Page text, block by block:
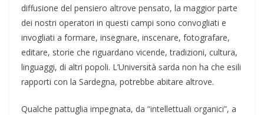
diffusione del pensiero altrove pensato, la maggior parte
dei nostri operatori in questi campi sono convogliati e
invogliati a formare, insegnare, inscenare, fotografare,
editare, storie che riguardano vicende, tradizioni, cultura,
linguaggi, di altri popoli. L’Università sarda non ha che esili
rapporti con la Sardegna, potrebbe abitare altrove.
Qualche pattuglia impegnata, da “intellettuali organici”, a